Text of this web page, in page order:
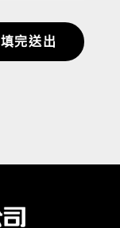
填完送出